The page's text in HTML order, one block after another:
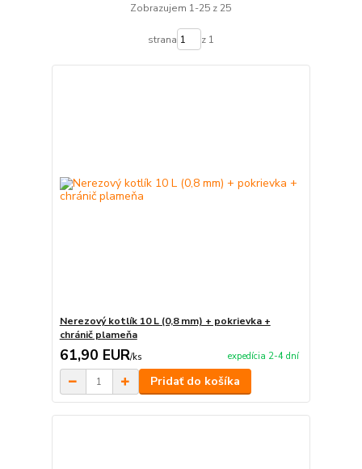
Zobrazujem 1-25 z 25
strana z 1
Nerezový kotlík 10 L (0,8 mm) + pokrievka +
chránič plameňa
61,90 EUR/ks expedícia 2-4 dní
Pridať do košíka